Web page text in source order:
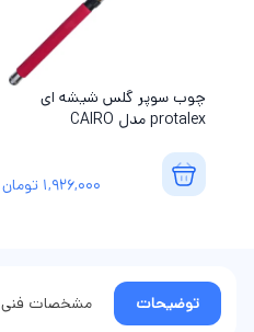
چوب سوپر گلس شیشه ای
protalex مدل CAIRO
1,926,000 تومان
توضیحات مشخصات فنی